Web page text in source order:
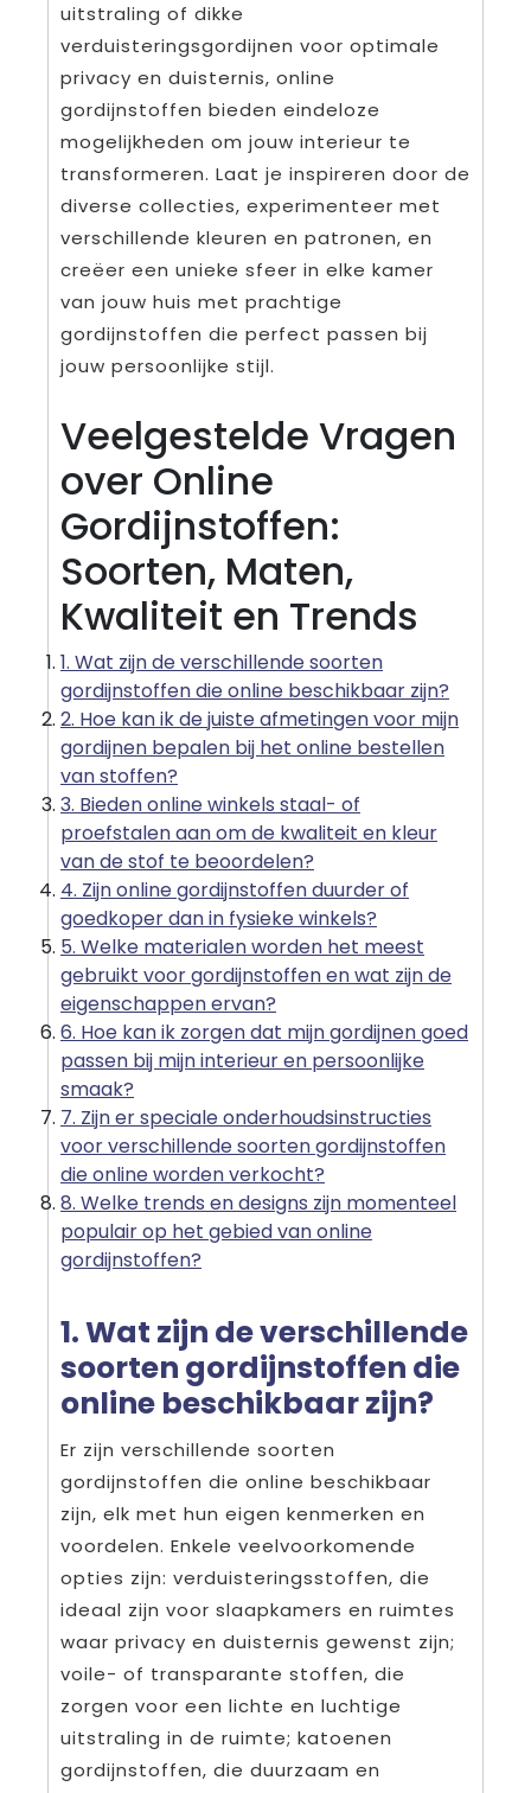
uitstraling of dikke
verduisteringsgordijnen voor optimale
privacy en duisternis, online
gordijnstoffen bieden eindeloze
mogelijkheden om jouw interieur te
transformeren. Laat je inspireren door de
diverse collecties, experimenteer met
verschillende kleuren en patronen, en
creëer een unieke sfeer in elke kamer
van jouw huis met prachtige
gordijnstoffen die perfect passen bij
jouw persoonlijke stijl.
Veelgestelde Vragen
over Online
Gordijnstoffen:
Soorten, Maten,
Kwaliteit en Trends
1. Wat zijn de verschillende soorten
gordijnstoffen die online beschikbaar zijn?
2. Hoe kan ik de juiste afmetingen voor mijn
gordijnen bepalen bij het online bestellen
van stoffen?
3. Bieden online winkels staal- of
proefstalen aan om de kwaliteit en kleur
van de stof te beoordelen?
4. Zijn online gordijnstoffen duurder of
goedkoper dan in fysieke winkels?
5. Welke materialen worden het meest
gebruikt voor gordijnstoffen en wat zijn de
eigenschappen ervan?
6. Hoe kan ik zorgen dat mijn gordijnen goed
passen bij mijn interieur en persoonlijke
smaak?
7. Zijn er speciale onderhoudsinstructies
voor verschillende soorten gordijnstoffen
die online worden verkocht?
8. Welke trends en designs zijn momenteel
populair op het gebied van online
gordijnstoffen?
1. Wat zijn de verschillende
soorten gordijnstoffen die
online beschikbaar zijn?
Er zijn verschillende soorten
gordijnstoffen die online beschikbaar
zijn, elk met hun eigen kenmerken en
voordelen. Enkele veelvoorkomende
opties zijn: verduisteringsstoffen, die
ideaal zijn voor slaapkamers en ruimtes
waar privacy en duisternis gewenst zijn;
voile- of transparante stoffen, die
zorgen voor een lichte en luchtige
uitstraling in de ruimte; katoenen
gordijnstoffen, die duurzaam en